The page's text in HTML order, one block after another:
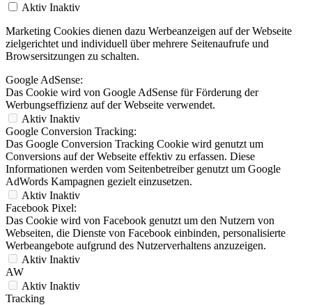
Aktiv Inaktiv
Marketing Cookies dienen dazu Werbeanzeigen auf der Webseite
zielgerichtet und individuell über mehrere Seitenaufrufe und
Browsersitzungen zu schalten.
Google AdSense:
Das Cookie wird von Google AdSense für Förderung der
Werbungseffizienz auf der Webseite verwendet.
Aktiv Inaktiv
Google Conversion Tracking:
Das Google Conversion Tracking Cookie wird genutzt um
Conversions auf der Webseite effektiv zu erfassen. Diese
Informationen werden vom Seitenbetreiber genutzt um Google
AdWords Kampagnen gezielt einzusetzen.
Aktiv Inaktiv
Facebook Pixel:
Das Cookie wird von Facebook genutzt um den Nutzern von
Webseiten, die Dienste von Facebook einbinden, personalisierte
Werbeangebote aufgrund des Nutzerverhaltens anzuzeigen.
Aktiv Inaktiv
AW
Aktiv Inaktiv
Tracking